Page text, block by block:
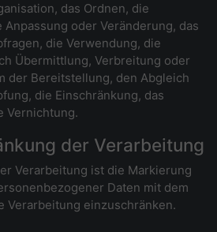
das Ordnen, die
Anpassung oder Veränderung, das
die Verwendung, die
Übermittlung, Verbreitung oder
der Bereitstellung, den Abgleich
die Einschränkung, das
Vernichtung.
der Verarbeitung
Verarbeitung ist die Markierung
Daten mit dem
Verarbeitung einzuschränken.